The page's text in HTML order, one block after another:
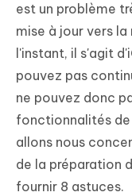
est un problème
mise à jour vers
l'instant, il s'agit
pouvez pas
ne pouvez donc
fonctionnalités de
allons nous
de la préparation
fournir 8 astuces.